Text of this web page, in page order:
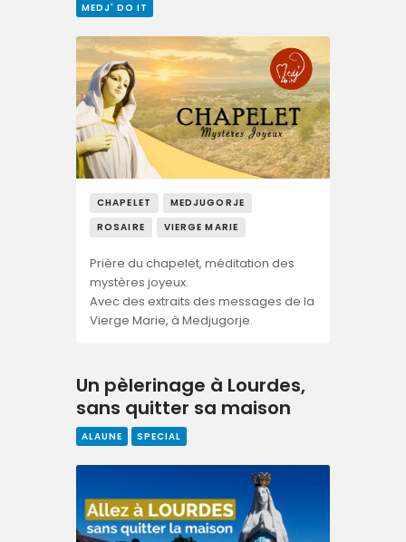
MEDJ' DO IT
CHAPELET
MEDJUGORJE
ROSAIRE
VIERGE MARIE
Prière du chapelet, méditation des
mystères joyeux.
Avec des extraits des messages de la
Vierge Marie, à Medjugorje.
Un pèlerinage à Lourdes,
sans quitter sa maison
ALAUNE SPECIAL